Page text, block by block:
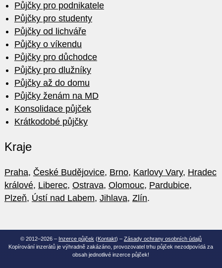
Půjčky pro podnikatele
Půjčky pro studenty
Půjčky od lichváře
Půjčky o víkendu
Půjčky pro důchodce
Půjčky pro dlužníky
Půjčky až do domu
Půjčky ženám na MD
Konsolidace půjček
Krátkodobé půjčky
Kraje
Praha, České Budějovice, Brno, Karlovy Vary, Hradec
králové, Liberec, Ostrava, Olomouc, Pardubice,
Plzeň, Ústí nad Labem, Jihlava, Zlín.
© 2012–2026 – Inzerce půjček (Kontakt) – Zásady ochrany osobních údajů
Kopírování inzerátů je výhradně zakázáno, provozovatel trhu půjček nezodpovídá za
obsah jednotlivé inzerce půjček!